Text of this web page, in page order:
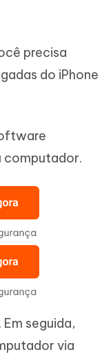
precisa
do iPhone
computador.
seguida,
via